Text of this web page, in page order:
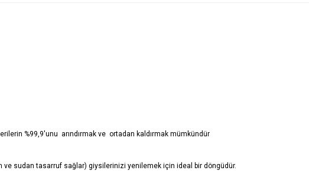
%99,9'unu arındırmak ve ortadan kaldırmak mümkündür
ve sudan tasarruf sağlar) giysilerinizi yenilemek için ideal bir döngüdür.